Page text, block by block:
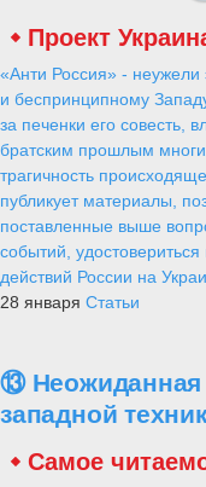
Проект
«Анти Россия» - неужели
и беспринципному
за печенки его совесть,
братским прошлым
трагичность
публикует материалы,
поставленные выше
событий,
действий России на
28 января Статьи
⑬ Неожиданная
западной
Самое